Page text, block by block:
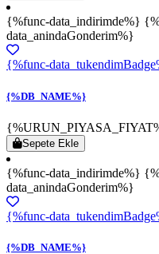
{%func-data_indirimde%}
data_anindaGonderim%}
{%func-
{%DB_NAME%}
Sepete Ekle
{%func-data_indirimde%}
data_anindaGonderim%}
{%func-
{%DB_NAME%}